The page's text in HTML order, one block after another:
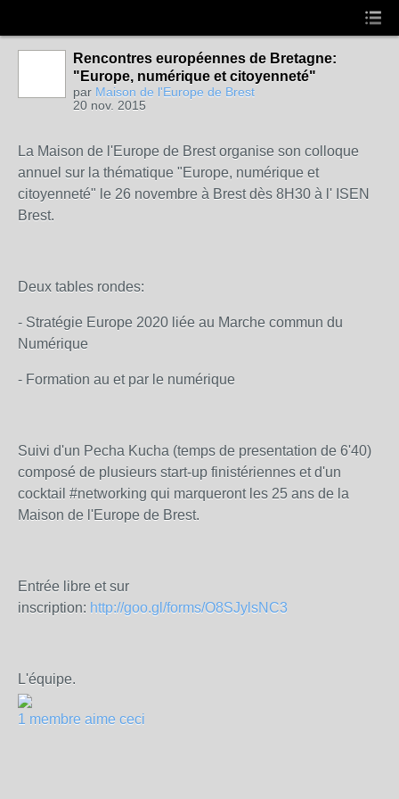
Rencontres européennes de Bretagne:
"Europe, numérique et citoyenneté"
par Maison de l'Europe de Brest
20 nov. 2015
La Maison de l'Europe de Brest organise son colloque
annuel sur la thématique "Europe, numérique et
citoyenneté" le 26 novembre à Brest dès 8H30 à l' ISEN
Brest.
Deux tables rondes:
- Stratégie Europe 2020 liée au Marche commun du
Numérique
- Formation au et par le numérique
Suivi d'un Pecha Kucha (temps de presentation de 6'40)
composé de plusieurs start-up finistériennes et d'un
cocktail #networking qui marqueront les 25 ans de la
Maison de l'Europe de Brest.
Entrée libre et sur
inscription: http://goo.gl/forms/O8SJylsNC3
L'équipe.
1 membre aime ceci